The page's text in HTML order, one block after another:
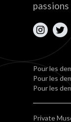
Pour les
Pour les
Pour les
Private